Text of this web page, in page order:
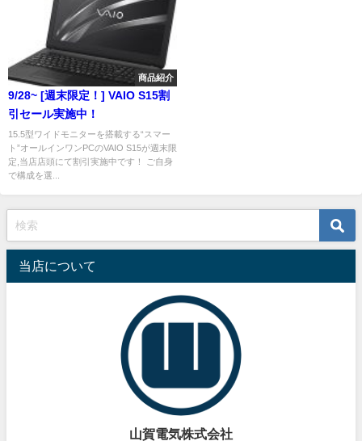
商品紹介
9/28~ [週末限定！] VAIO S15割
引セール実施中！
15.5型ワイドモニターを搭載する“スマー
ト”オールインワンPCのVAIO S15が週末限
定,当店店頭にて割引実施中です！ ご自身
で構成を選...
当店について
山賀電気株式会社